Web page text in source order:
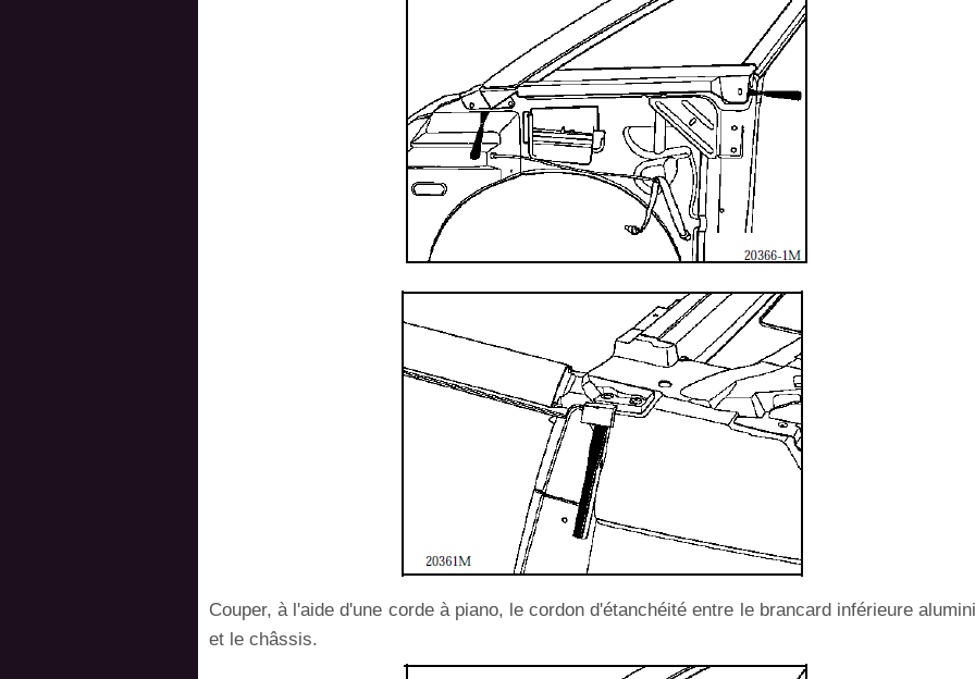
Couper, à l'aide d'une corde à piano, le cordon d'étanchéité entre le brancard inférieure
et le châssis.